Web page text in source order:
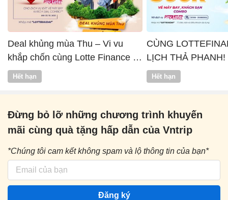
Deal khủng mùa Thu – Vi vu
khắp chốn cùng Lotte Finance x
Vntrip
Hết hạn
CÙNG
LỊCH THẢ PHANH!
Hết hạn
Đừng bỏ lỡ những chương trình khuyến
mãi cùng quà tặng hấp dẫn của Vntrip
*Chúng tôi cam kết không spam và lộ thông tin của bạn*
Đăng ký